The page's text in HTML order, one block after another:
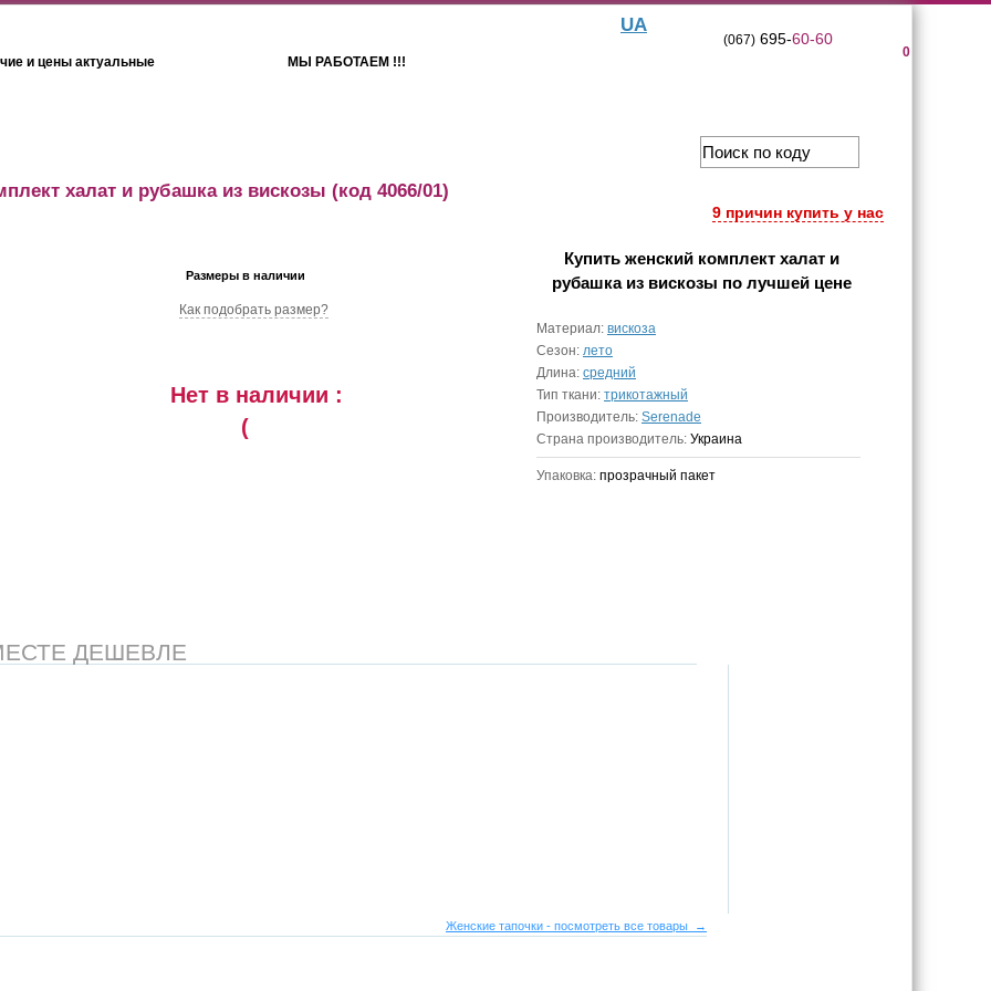
и цены актуальные МЫ РАБОТАЕМ !!!
UA
0
(067)695-60-60
9 причин купить у нас
халат и рубашка из вискозы (код 4066/01)
Размеры в наличии
Как подобрать размер?
Нет в наличии :
(
Купить женский комплект халат и
рубашка из вискозы по лучшей цене
Материал: вискоза
Сезон: лето
Длина: средний
Тип ткани: трикотажный
Производитель: Serenade
Страна производитель: Украина
Упаковка: прозрачный пакет
ДЕШЕВЛЕ
Женские тапочки - посмотреть все товары →